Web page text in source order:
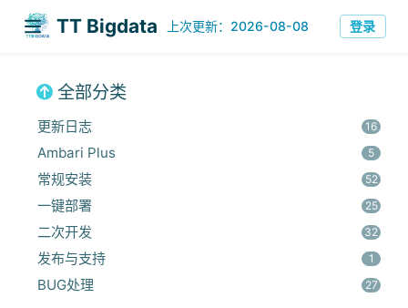
TT Bigdata 上次更新：2026-08-08 登录
全部分类
更新日志
16
Ambari Plus 5
常规安装 52
一键部署 25
二次开发 32
发布与支持 1
BUG处理 27